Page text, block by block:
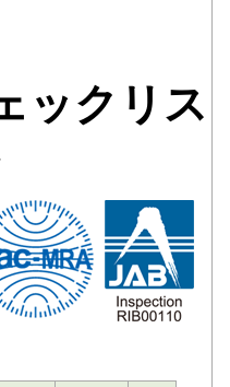
ックリス